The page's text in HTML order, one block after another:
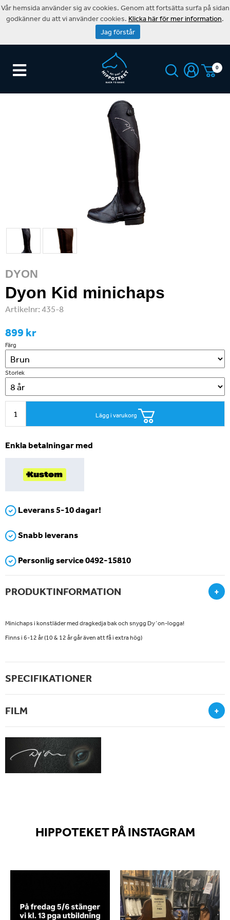
0
DYON
Dyon Kid minichaps
Artikelnr: 435-8
899 kr
Färg
Storlek
Lägg i varukorg
Enkla betalningar med
Leverans 5-10 dagar!
Snabb leverans
Personlig service 0492-15810
PRODUKTINFORMATION +
Minichaps i konstläder med dragkedja bak och snygg Dy´on-logga!
Finns i 6-12 år (10 & 12 år går även att få i extra hög)
SPECIFIKATIONER
FILM +
HIPPOTEKET PÅ INSTAGRAM
Vår hemsida använder sig av cookies. Genom att fortsätta surfa på sidan
godkänner du att vi använder cookies. Klicka här för mer information.
Jag förstår